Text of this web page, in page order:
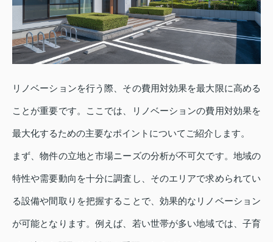
リノベーションを行う際、その費用対効果を最大限に高める
ことが重要です。ここでは、リノベーションの費用対効果を
最大化するための主要なポイントについてご紹介します。
まず、物件の立地と市場ニーズの分析が不可欠です。地域の
特性や需要動向を十分に調査し、そのエリアで求められてい
る設備や間取りを把握することで、効果的なリノベーション
が可能となります。例えば、若い世帯が多い地域では、子育